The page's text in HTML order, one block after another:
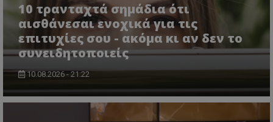
10 τρανταχτά σημάδια ότι
αισθάνεσαι ενοχικά για τις
επιτυχίες σου - ακόμα κι αν δεν το
συνειδητοποιείς
10.08.2026 - 21:22